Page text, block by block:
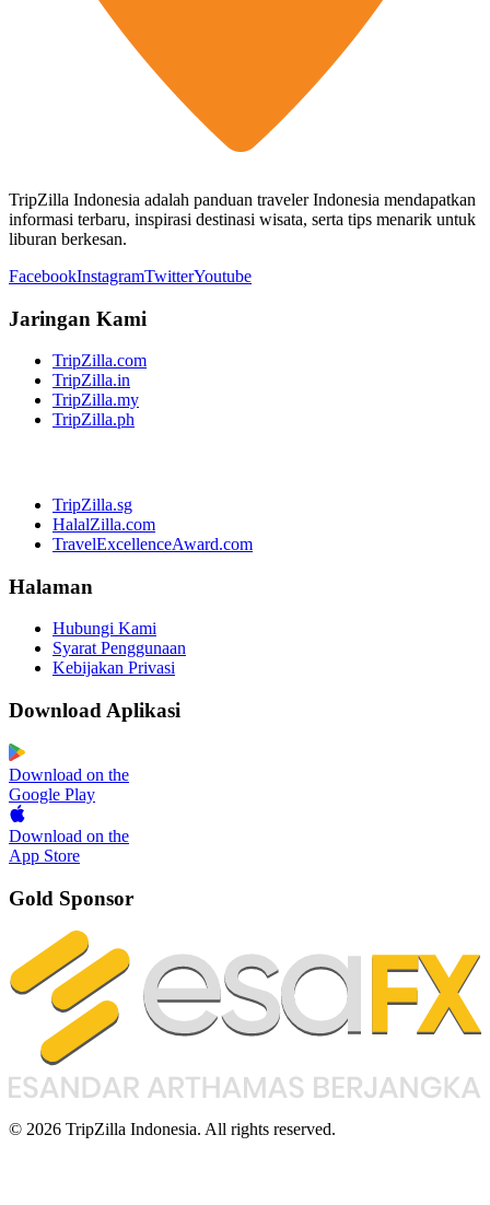
TripZilla Indonesia adalah panduan traveler Indonesia mendapatkan
informasi terbaru, inspirasi destinasi wisata, serta tips menarik untuk
liburan berkesan.
FacebookInstagramTwitterYoutube
Jaringan Kami
TripZilla.com
TripZilla.in
TripZilla.my
TripZilla.ph
TripZilla.sg
HalalZilla.com
TravelExcellenceAward.com
Halaman
Hubungi Kami
Syarat Penggunaan
Kebijakan Privasi
Download Aplikasi
Download on the
Google Play
Download on the
App Store
Gold Sponsor
© 2026 TripZilla Indonesia. All rights reserved.